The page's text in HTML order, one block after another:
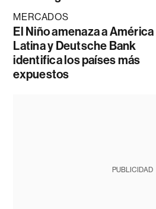
MERCADOS
El Niño amenaza a América
Latina y Deutsche Bank
identifica los países más
expuestos
PUBLICIDAD